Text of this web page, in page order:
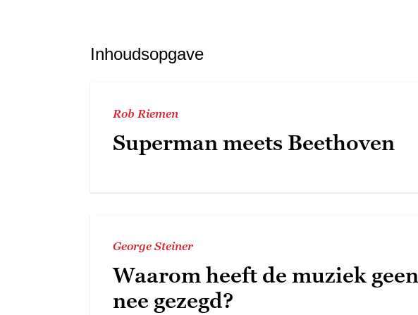
Inhoudsopgave
Rob Riemen
Superman meets Beethoven
George Steiner
Waarom heeft de muziek geen
nee gezegd?